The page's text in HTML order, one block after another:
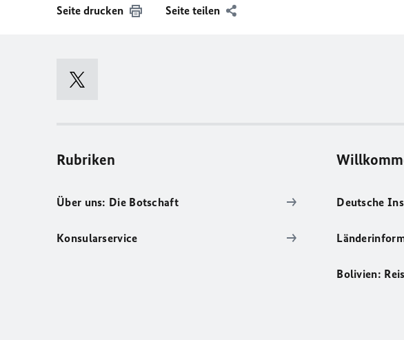
Seite drucken Seite teilen
Rubriken
Über uns: Die Botschaft
Konsularservice
Deutsche
Bolivien: